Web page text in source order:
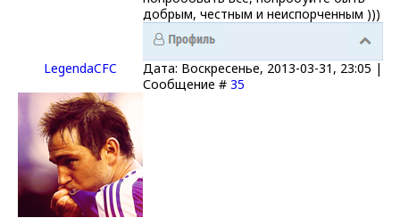
добрым, честным и неиспорченным )))
LegendaCFC
Дата: Воскресенье, 2013-03-31, 23:05 |
Сообщение # 35